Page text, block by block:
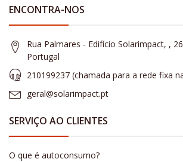
ENCONTRA-NOS
Rua Palmares - Edifício Solarimpact, ,
Portugal
210199237 (​chamada para a rede fixa
geral@solarimpact.pt
SERVIÇO AO CLIENTES
O que é autoconsumo?